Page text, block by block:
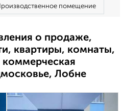
помещение
о продаже,
квартиры, комнаты,
Лобне